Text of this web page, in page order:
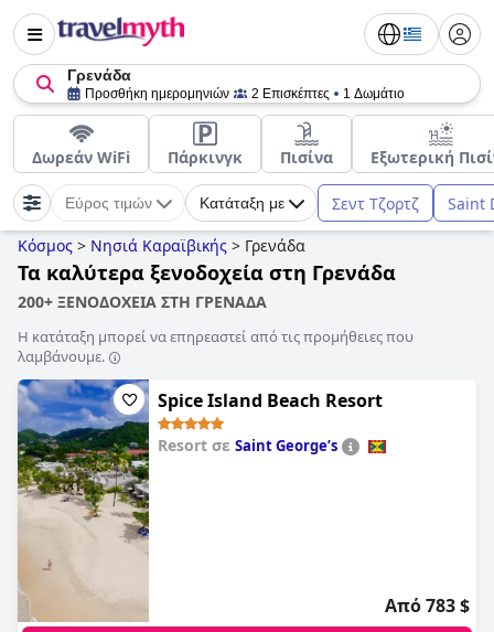
Γρενάδα
Προσθήκη ημερομηνιών 2 Επισκέπτες 1 Δωμάτιο
Δωρεάν WiFi Πάρκινγκ Πισίνα Εξωτερική
Εύρος τιμών Κατάταξη με Σεντ Τζορτζ Saint
Κόσμος > Νησιά Καραϊβικής > Γρενάδα
Τα καλύτερα ξενοδοχεία στη Γρενάδα
200+ ΞΕΝΟΔΟΧΕΙΑ ΣΤΗ ΓΡΕΝΑΔΑ
Η κατάταξη μπορεί να επηρεαστεί από τις προμήθειες που
λαμβάνουμε.
Spice Island Beach Resort
Resort σε Saint Georgeʼs
Από 783 $